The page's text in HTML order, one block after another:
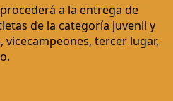
a la entrega de
de la categoría juvenil y
vicecampeones, tercer lugar,